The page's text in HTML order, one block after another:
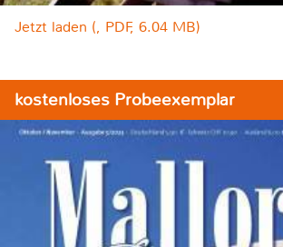
Jetzt laden (, PDF, 6.04 MB)
kostenloses Probeexemplar